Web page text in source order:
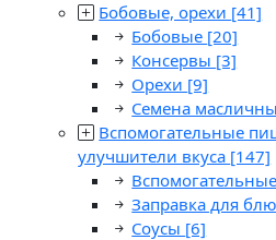
Бобовые, орехи [41]
Бобовые [20]
Консервы [3]
Орехи [9]
Семена
Вспомогательные
улучшители вкуса [147]
Заправка для
Соусы [6]